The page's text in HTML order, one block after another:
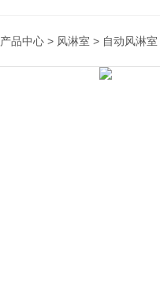
产品中心 > 风淋室 > 自动风淋室